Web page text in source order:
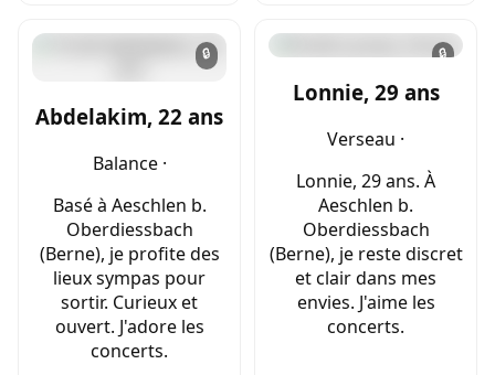
🔒
Abdelakim, 22 ans
Balance ·
Basé à Aeschlen b.
Oberdiessbach
(Berne), je profite des
lieux sympas pour
sortir. Curieux et
ouvert. J'adore les
concerts.
🔒
Lonnie, 29 ans
Verseau ·
Lonnie, 29 ans. À
Aeschlen b.
Oberdiessbach
(Berne), je reste discret
et clair dans mes
envies. J'aime les
concerts.